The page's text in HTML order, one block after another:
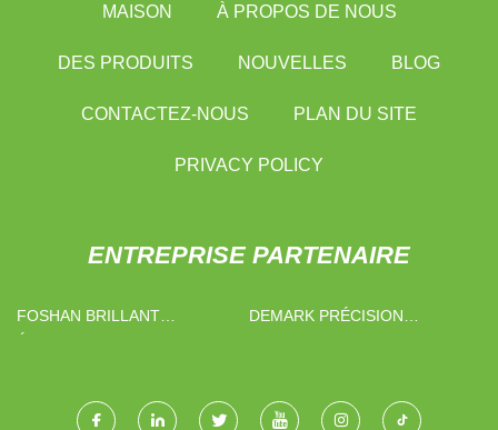
MAISON À PROPOS DE NOUS
DES PRODUITS NOUVELLES BLOG
CONTACTEZ-NOUS PLAN DU SITE
PRIVACY POLICY
ENTREPRISE PARTENAIRE
FOSHAN BRILLANT
DEMARK PRÉCISION